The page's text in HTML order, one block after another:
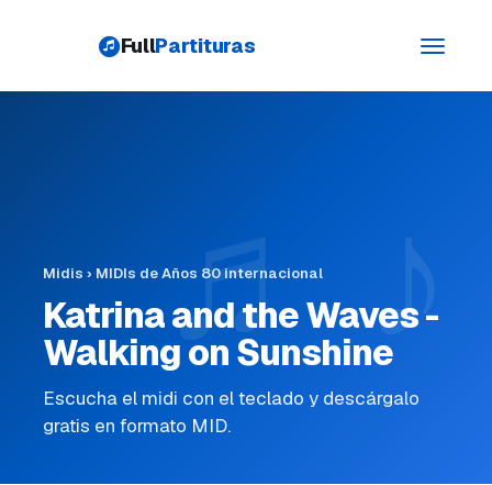
Toggle
FullPartituras
Midis › MIDIs de Años 80 internacional
Katrina and the Waves -
Walking on Sunshine
Escucha el midi con el teclado y descárgalo
gratis en formato MID.